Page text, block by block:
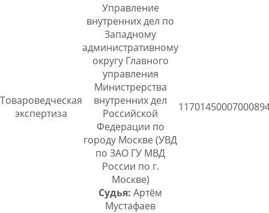
Товароведческая
экспертиза
Управление
внутренних дел по
Западному
административному
округу Главного
управления
Министрерства
внутренних дел
Российской
Федерации по
городу Москве (УВД
по ЗАО ГУ МВД
России по г.
Москве)
Судья: Артём
Мустафаев